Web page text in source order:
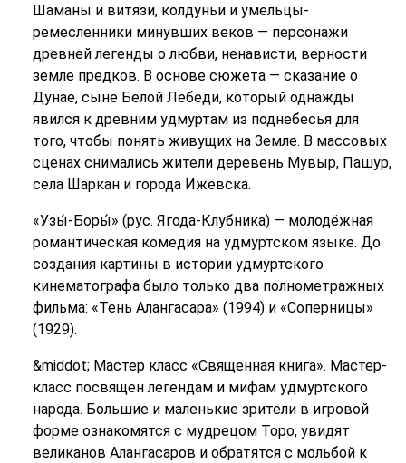
Шаманы и витязи, колдуньи и умельцы-
ремесленники минувших веков — персонажи
древней легенды о любви, ненависти, верности
земле предков. В основе сюжета — сказание о
Дунае, сыне Белой Лебеди, который однажды
явился к древним удмуртам из поднебесья для
того, чтобы понять живущих на Земле. В массовых
сценах снимались жители деревень Мувыр, Пашур,
села Шаркан и города Ижевска.
«Узы́-Боры́» (рус. Ягода-Клубника) — молодёжная
романтическая комедия на удмуртском языке. До
создания картины в истории удмуртского
кинематографа было только два полнометражных
фильма: «Тень Алангасара» (1994) и «Соперницы»
(1929).
&middot; Мастер класс «Священная книга». Мастер-
класс посвящен легендам и мифам удмуртского
народа. Большие и маленькие зрители в игровой
форме ознакомятся с мудрецом Торо, увидят
великанов Алангасаров и обратятся с мольбой к